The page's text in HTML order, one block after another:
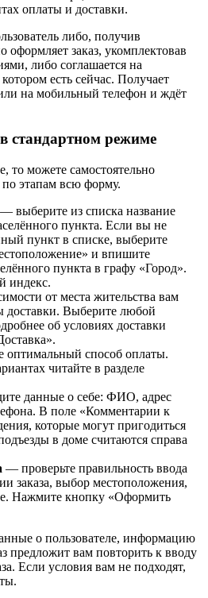
оплаты и доставки.
либо, получив
оформляет заказ, укомплектовав
либо соглашается на
есть сейчас. Получает
на мобильный телефон и ждёт
стандартном режиме
то можете самостоятельно
по этапам всю форму.
— выберите из списка название
пункта. Если вы не
пункт в списке, выберите
и впишите
пункта в графу «Город».
индекс.
от места жительства вам
доставки. Выберите любой
об условиях доставки
способ оплаты.
читайте в разделе
данные о себе: ФИО, адрес
В поле «Комментарии к
которые могут пригодиться
в доме считаются справа
— проверьте правильность ввода
заказа, выбор местоположения,
Нажмите кнопку «Оформить
о пользователе, информацию
предложит вам повторить к вводу
Если условия вам не подходят,